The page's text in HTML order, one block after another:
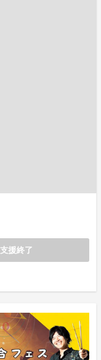
支援終了